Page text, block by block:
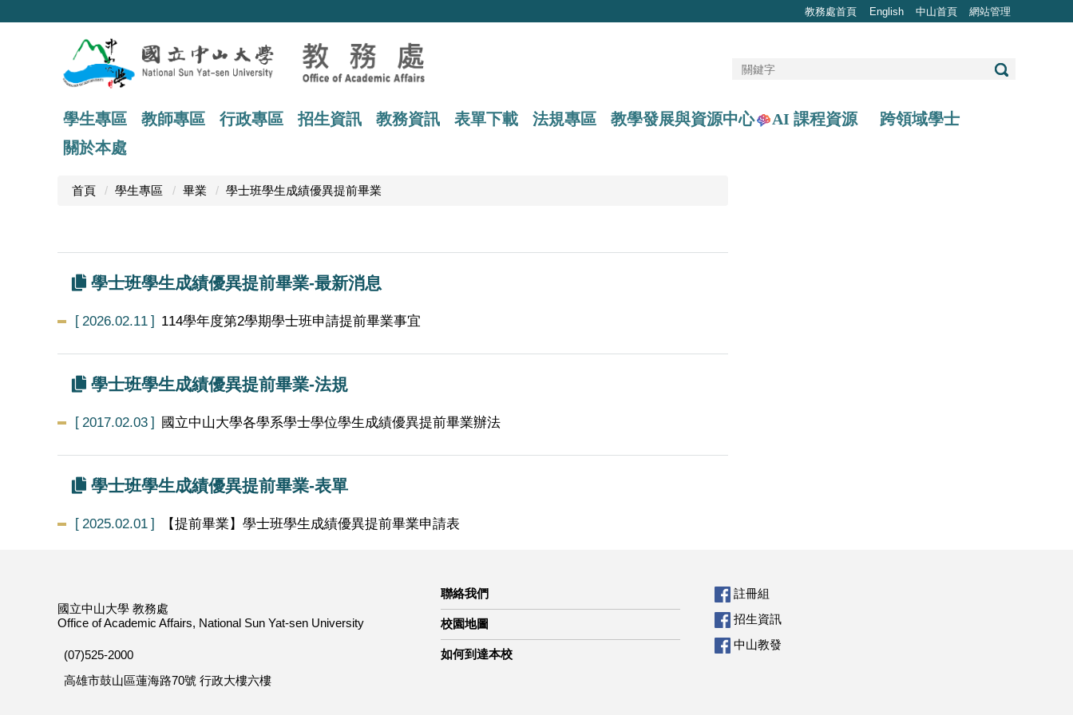
教務處首頁 English 中山首頁 網站管理
學生專區 教師專區 行政專區 招生資訊 教務資訊 表單下載 法規專區 教學發展與資源中心 AI 課程資源
跨領域學士
關於本處
首頁 學生專區 畢業 學士班學生成績優異提前畢業
學士班學生成績優異提前畢業-最新消息
2026.02.11 114學年度第2學期學士班申請提前畢業事宜
學士班學生成績優異提前畢業-法規
2017.02.03 國立中山大學各學系學士學位學生成績優異提前畢業辦法
學士班學生成績優異提前畢業-表單
2025.02.01 【提前畢業】學士班學生成績優異提前畢業申請表
國立中山大學 教務處
Office of Academic Affairs, National Sun Yat-sen University
(07)525-2000
高雄市鼓山區蓮海路70號 行政大樓六樓
聯絡我們
校園地圖
如何到達本校
註冊組
招生資訊
中山教發